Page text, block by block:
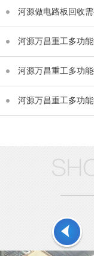
河源做电路板回收
河源万昌重工多功
河源万昌重工多功
河源万昌重工多功